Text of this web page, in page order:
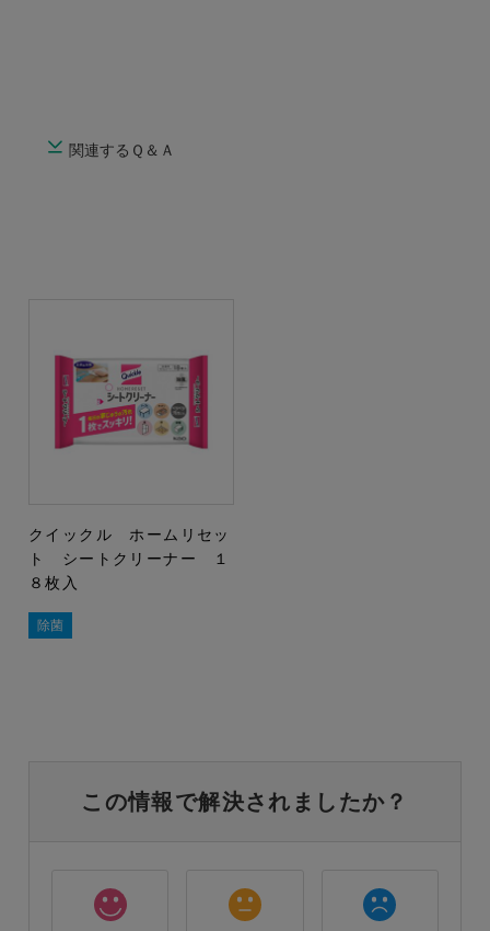
関連するＱ＆Ａ
クイックル ホームリセッ
ト シートクリーナー １
８枚入
除菌
この情報で解決されましたか？